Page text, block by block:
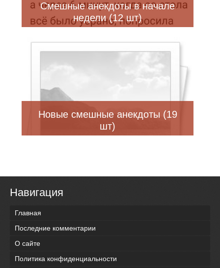
Смешные анекдоты в начале
недели (12 шт)
Новые смешные анекдоты (19
шт)
Навигация
Главная
Последние комментарии
О сайте
Политика конфиденциальности